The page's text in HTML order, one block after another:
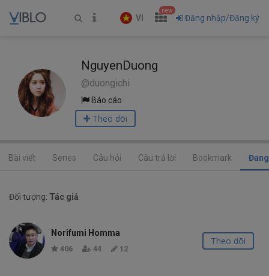
VI
new
Đăng nhập/Đăng ký
NguyenDuong
@duongichi
Báo cáo
Theo dõi
Bài viết Series Câu hỏi Câu trả lời Bookmark
Đối tượng: Tác giả
Norifumi Homma
406 44 12
Theo dõi